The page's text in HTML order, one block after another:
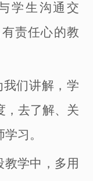
学生沟通交
责任心的教
们讲解，学
，去了解、关
习。
学中，多用